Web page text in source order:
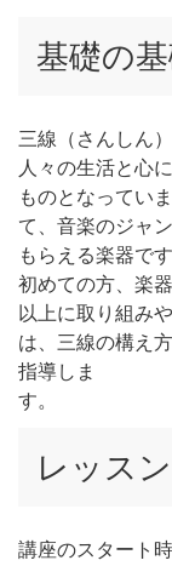
基礎の
三線（さんしん
人々の生活と心
ものとなってい
て、音楽のジャ
もらえる楽器です
初めての方、楽
以上に取り組み
は、三線の構え
指導しま
レッス
講座のスタート